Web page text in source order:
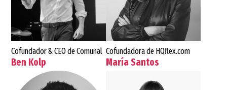
Cofundador & CEO de Comunal Cofundadora de HQflex.com
Ben Kolp María Santos